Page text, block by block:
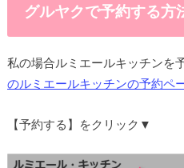
グルヤクで予約する方
私の場合ルミエールキッチンを
のルミエールキッチンの予約ペ
【予約する】をクリック▼